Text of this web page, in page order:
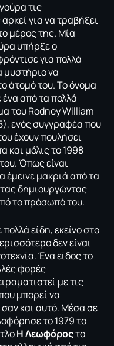
τις
για να τραβήξει
μέρος της. Μία
υπήρξε ο
για πολλά
μυστήριο να
άτομό του. Το όνομα
από τα πολλά
του Rodney William
ενός συγγραφέα που
έχουν πουλήσει
και μόλις το 1998
Όπως είναι
έμεινε μακριά από τα
δημιουργώντας
το πρόσωπό του.
είδη, εκείνο στο
δεν είναι
Ένα είδος το
φορές
με τις
μπορεί να
και αυτό. Μέσα σε
το 1979 το
Η Λεωφόροςτο